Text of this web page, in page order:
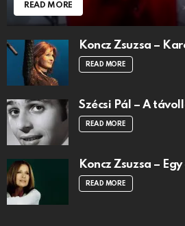
READ MORE
Koncz Zsuzsa –
READ MORE
Szécsi Pál – A
READ MORE
Koncz Zsuzsa –
READ MORE